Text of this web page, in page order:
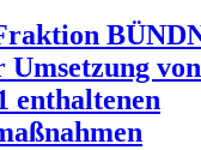
enthaltenen